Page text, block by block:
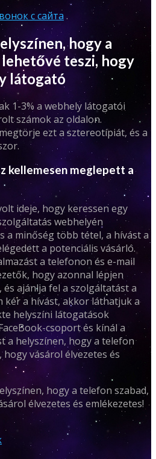
с сайта.
hogy a
teszi, hogy
látogató
1-3% a webhely látogatói
​​számok az oldalon.
ezt a sztereotípiát, és a
kellemesen meglepett a
ideje, hogy keressen egy
webhelyén
a minőség több tétel, a hívást a
a potenciális vásárló.
a telefonon és e-mail
hogy azonnal lépjen
ajánlja fel a szolgáltatást a
kér a hívást, akkor láthatjuk a
helyszíni látogatások
csoport és kínál a
a helyszínen, hogy a telefon
vásárol élvezetes és
hogy a telefon szabad,
élvezetes és emlékezetes!